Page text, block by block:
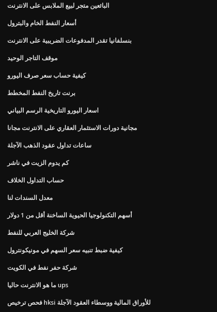
البائعين متجر لبيع الملابس على الانترنت
أسعار النفط الخام والبترول
بنسلفانيا تقدر المدفوعات الضريبية على الانترنت
موقف التاجر الوحيد
كيفية حساب سعر صرف اليورو
برنت تاريخ النفط المخطط
اسعار اليورو التاريخية الرسم البياني
مجانية دورات الاستثمار العقاري على الانترنت مجانا
ساعات تداول عقود الذهب الآجلة
كم يدوم الزيت في ناشر
حساب التداول الخلاف
معدل السندات لنا
أسهم التكنولوجيا الحيوية الساخنة أقل من 1 دولار
شركة الخليج العربي للنفط
كيفية ضبط تنبيه سعر السهم في مونيكونترول
شركة حفر نفط في الكويت
ما هو الانترنت حاليا ups
فحص ترخيص hksi للأوراق المالية ووسطاء العقود الآجلة